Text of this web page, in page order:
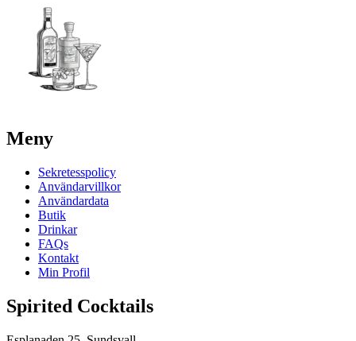
Meny
Sekretesspolicy
Användarvillkor
Användardata
Butik
Drinkar
FAQs
Kontakt
Min Profil
Spirited Cocktails